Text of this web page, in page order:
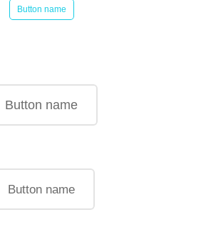
Button name
Button name
Button name